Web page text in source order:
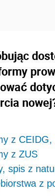
z
z ZUS
spis z
z